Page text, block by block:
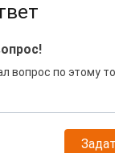
вопрос по этому